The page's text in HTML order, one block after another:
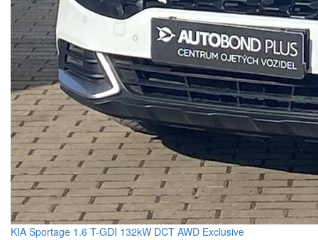
KIA Sportage 1.6 T-GDI 132kW DCT AWD Exclusive